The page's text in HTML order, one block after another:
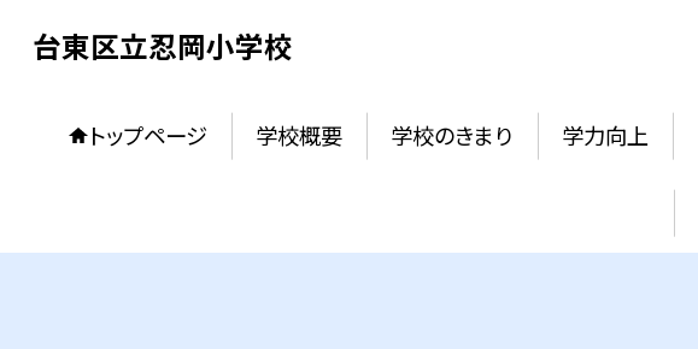
台東区立忍岡小学校
トップページ 学校概要 学校のきまり 学力向上